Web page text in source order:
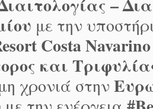
–
με την
CostaNavarino
και
χρονιά στην